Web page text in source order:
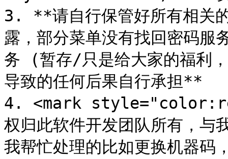
3. **请自行保管好所有相关
露，部分菜单没有找回密码服
务 (暂存/只是给大家的福利
导致的任何后果自行承担**
4. <mark
权归此软件开发团队所有，
我帮忙处理的比如更换机器码